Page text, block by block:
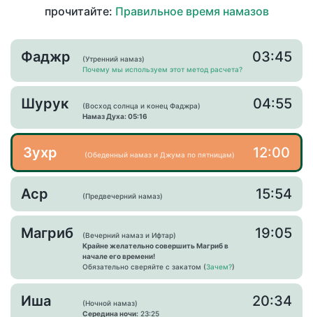
прочитайте: Правильное время намазов
Фаджр
(Утренний намаз)
Почему мы используем этот метод расчета?
03:45
Шурук
(Восход солнца и конец Фаджра)
Намаз Духа: 05:16
04:55
Зухр (Обеденный намаз и Джума по пятницам) 12:00
Аср (Предвечерний намаз) 15:54
Магриб
(Вечерний намаз и Ифтар)
Крайне желательно совершить Магриб в
начале его времени!
Обязательно сверяйте с закатом (Зачем?)
19:05
Иша
(Ночной намаз)
Середина ночи: 23:25
20:34